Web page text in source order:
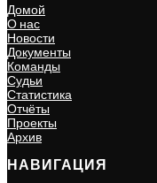
Домой
О нас
Новости
Документы
Команды
Судьи
Статистика
Отчёты
Проекты
Архив
НАВИГАЦИЯ